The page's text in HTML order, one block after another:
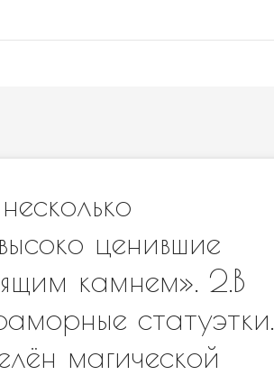
ценившие
камнем». 2.В
статуэтки.
магической